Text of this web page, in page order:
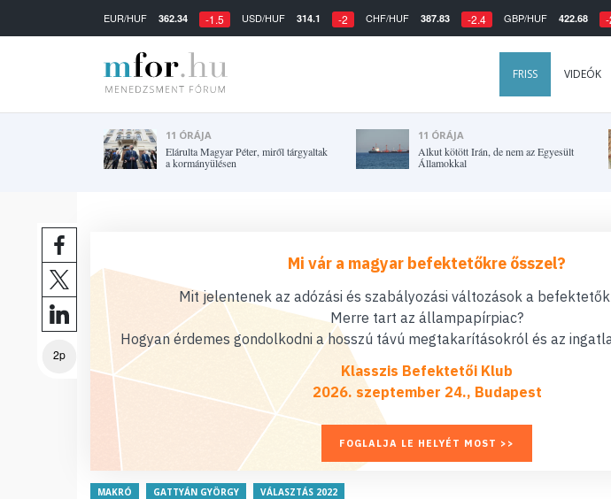
EUR/HUF 362.34 -1.5 USD/HUF 314.1 -2 CHF/HUF 387.83 -2.4 GBP/HUF 422.68
FRISS VIDEÓK
11 ÓRÁJA
Elárulta Magyar Péter, miről tárgyaltak
a kormányülésen
11 ÓRÁJA
Alkut kötött Irán, de nem az Egyesült
Államokkal
2p
Mi vár a magyar befektetőkre ősszel?
Mit jelentenek az adózási és szabályozási változások a
Merre tart az állampapírpiac?
Hogyan érdemes gondolkodni a hosszú távú megtakarításokról és az
Klasszis Befektetői Klub
2026. szeptember 24., Budapest
FOGLALJA LE HELYÉT MOST >>
MAKRÓ GATTYÁN GYÖRGY VÁLASZTÁS 2022